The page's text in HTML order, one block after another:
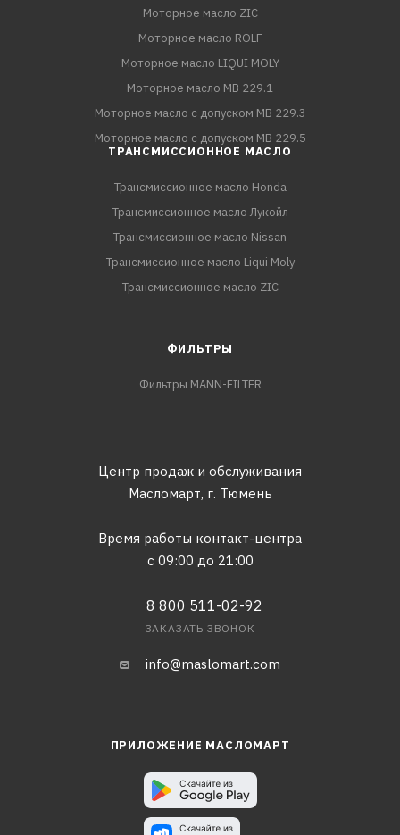
Моторное масло ZIC
Моторное масло ROLF
Моторное масло LIQUI MOLY
Моторное масло MB 229.1
Моторное масло с допуском MB 229.3
Моторное масло с допуском MB 229.5
ТРАНСМИССИОННОЕ МАСЛО
Трансмиссионное масло Honda
Трансмиссионное масло Лукойл
Трансмиссионное масло Nissan
Трансмиссионное масло Liqui Moly
Трансмиссионное масло ZIC
ФИЛЬТРЫ
Фильтры MANN-FILTER
Центр продаж и обслуживания
Масломарт, г. Тюмень
Время работы контакт-центра
с 09:00 до 21:00
8 800 511-02-92
ЗАКАЗАТЬ ЗВОНОК
info@maslomart.com
ПРИЛОЖЕНИЕ МАСЛОМАРТ